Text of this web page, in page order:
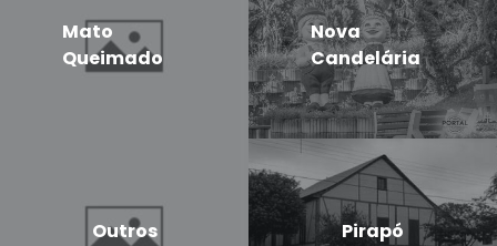
Mato
Queimado
Nova
Candelária
Outros Pirapó